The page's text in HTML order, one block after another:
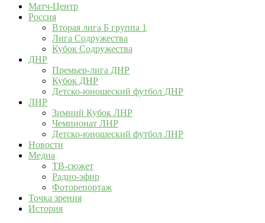
Матч-Центр
Россия
Вторая лига Б группа 1
Лига Содружества
Кубок Содружества
ДНР
Премьер-лига ДНР
Кубок ДНР
Детско-юношеский футбол ДНР
ЛНР
Зимний Кубок ЛНР
Чемпионат ЛНР
Детско-юношеский футбол ЛНР
Новости
Медиа
ТВ-сюжет
Радио-эфир
Фоторепортаж
Точка зрения
История